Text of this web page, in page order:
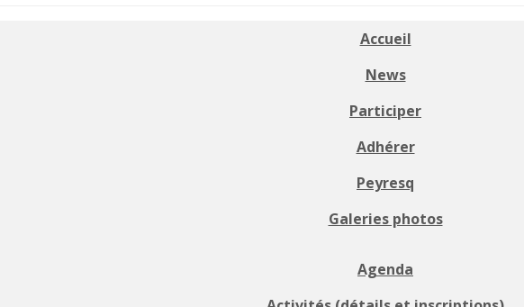
Accueil
News
Participer
Adhérer
Peyresq
Galeries photos
Agenda